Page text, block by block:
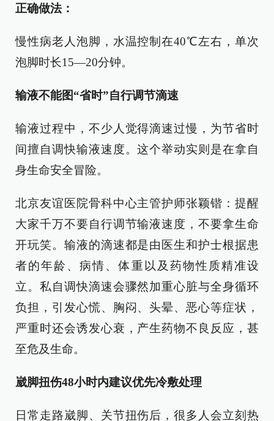
正确做法：
慢性病老人泡脚，水温控制在40℃左右，单次
泡脚时长15—20分钟。
输液不能图“省时”自行调节滴速
输液过程中，不少人觉得滴速过慢，为节省时
间擅自调快输液速度。这个举动实则是在拿自
身生命安全冒险。
北京友谊医院骨科中心主管护师张颖锴：提醒
大家千万不要自行调节输液速度，不要拿生命
开玩笑。输液的滴速都是由医生和护士根据患
者的年龄、病情、体重以及药物性质精准设
立。私自调快滴速会骤然加重心脏与全身循环
负担，引发心慌、胸闷、头晕、恶心等症状，
严重时还会诱发心衰，产生药物不良反应，甚
至危及生命。
崴脚扭伤48小时内建议优先冷敷处理
日常走路崴脚、关节扭伤后，很多人会立刻热